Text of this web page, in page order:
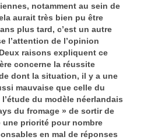
notamment au sein de
aurait très bien pu être
plus tard, c’est un autre
l’attention de l’opinion
raisons expliquent ce
concerne la réussite
dont la situation, il y a une
mauvaise que celle du
du modèle néerlandais
du fromage » de sortir de
une priorité pour nombre
en mal de réponses